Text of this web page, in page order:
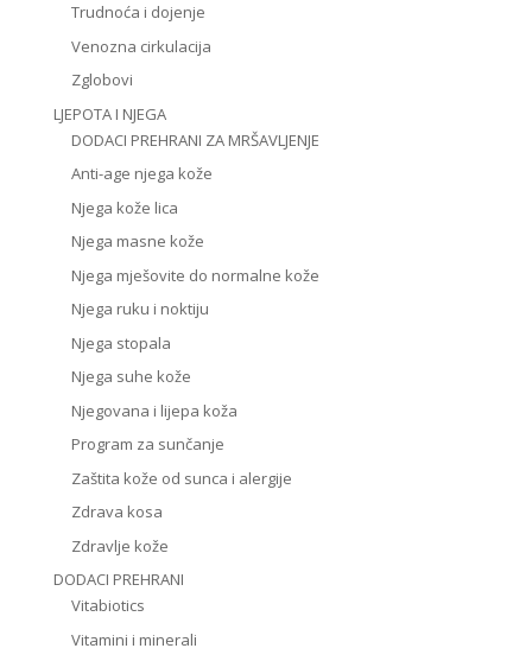
Trudnoća i dojenje
Venozna cirkulacija
Zglobovi
LJEPOTA I NJEGA
DODACI PREHRANI ZA MRŠAVLJENJE
Anti-age njega kože
Njega kože lica
Njega masne kože
Njega mješovite do normalne kože
Njega ruku i noktiju
Njega stopala
Njega suhe kože
Njegovana i lijepa koža
Program za sunčanje
Zaštita kože od sunca i alergije
Zdrava kosa
Zdravlje kože
DODACI PREHRANI
Vitabiotics
Vitamini i minerali